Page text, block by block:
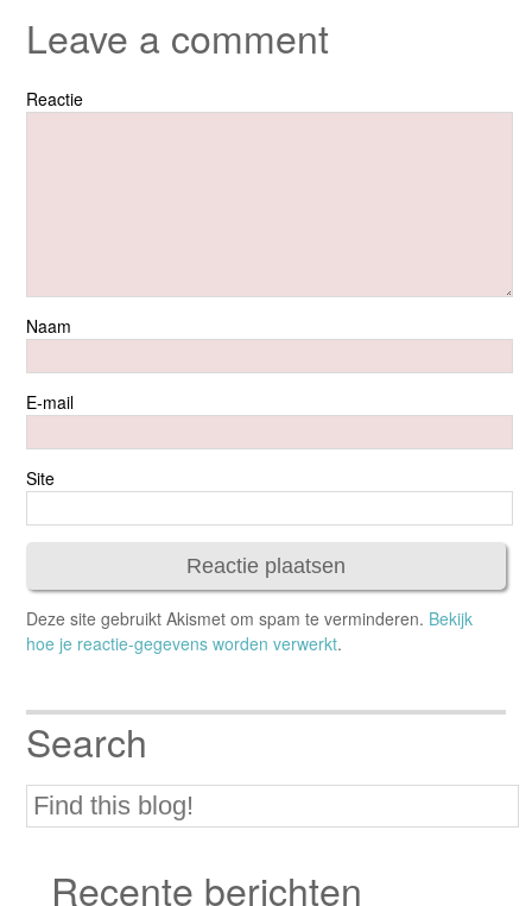
Leave a comment
Reactie
Naam
E-mail
Site
Deze site gebruikt Akismet om spam te verminderen. Bekijk
hoe je reactie-gegevens worden verwerkt.
Search
Recente berichten